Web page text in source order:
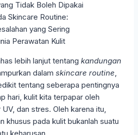
lebih lanjut tentang kandungan
dalam skincare routine,
tentang seberapa pentingnya
hari, kulit kita terpapar oleh
dan stres. Oleh karena itu,
khusus pada kulit bukanlah suatu